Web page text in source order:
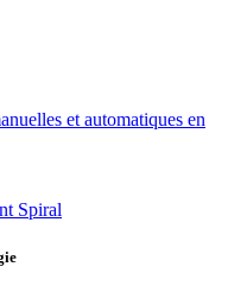
et automatiques en
Spiral